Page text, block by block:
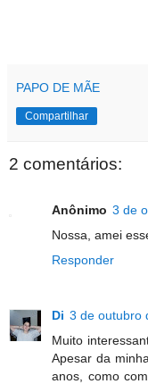
PAPO DE MÃE
Compartilhar
2 comentários:
Anônimo 3 de
Nossa, amei
Responder
Di 3 de outubro
Muito
Apesar da
anos, como